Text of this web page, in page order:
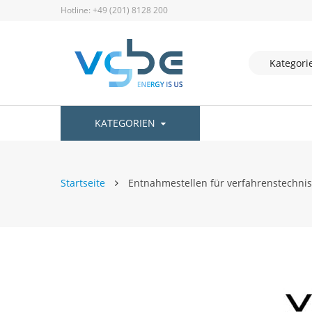
Hotline: +49 (201) 8128 200
KATEGORIEN
Startseite Entnahmestellen für